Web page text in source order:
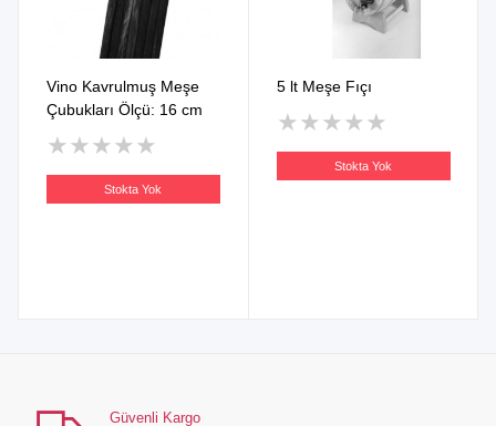
Vino Kavrulmuş Meşe
Çubukları Ölçü: 16 cm
★★★★★
Stokta Yok
5 lt Meşe Fıçı
★★★★★
Stokta Yok
Güvenli Kargo